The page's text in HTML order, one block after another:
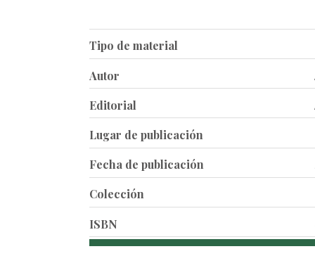
Tipo de material
Autor
Editorial
Lugar de publicación
Fecha de publicación
Colección
ISBN